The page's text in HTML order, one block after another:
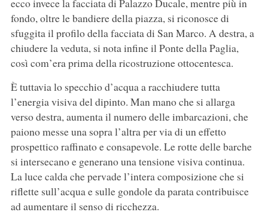
ecco invece la facciata di Palazzo Ducale, mentre più in
fondo, oltre le bandiere della piazza, si riconosce di
sfuggita il profilo della facciata di San Marco. A destra, a
chiudere la veduta, si nota infine il Ponte della Paglia,
così com’era prima della ricostruzione ottocentesca.
È tuttavia lo specchio d’acqua a racchiudere tutta
l’energia visiva del dipinto. Man mano che si allarga
verso destra, aumenta il numero delle imbarcazioni, che
paiono messe una sopra l’altra per via di un effetto
prospettico raffinato e consapevole. Le rotte delle barche
si intersecano e generano una tensione visiva continua.
La luce calda che pervade l’intera composizione che si
riflette sull’acqua e sulle gondole da parata contribuisce
ad aumentare il senso di ricchezza.